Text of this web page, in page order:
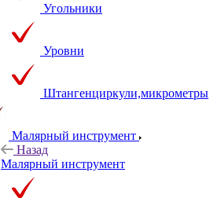
Угольники
Уровни
Штангенциркули,микрометры
Малярный инструмент
Назад
Малярный инструмент